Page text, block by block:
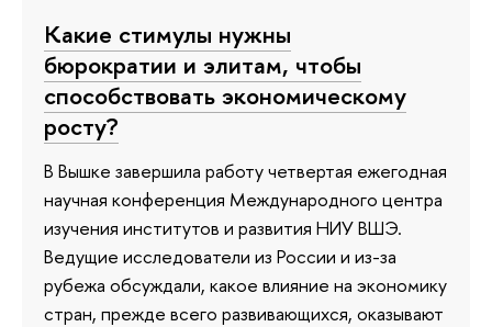
Какие стимулы нужны
бюрократии и элитам, чтобы
способствовать экономическому
росту?
В Вышке завершила работу четвертая ежегодная
научная конференция Международного центра
изучения институтов и развития НИУ ВШЭ.
Ведущие исследователи из России и из-за
рубежа обсуждали, какое влияние на экономику
стран, прежде всего развивающихся, оказывают